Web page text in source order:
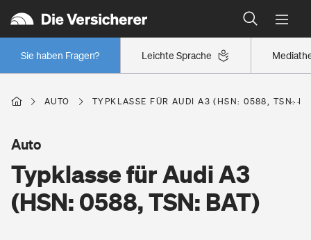
Leichte Sprache
Sie haben Fragen?
Wer versichert was: Jetzt Versicherer finden
Regionalklassen: So ist Ihre Region eingestuft
Wer versichert was: Jetzt Versicherer finden
Berufsunfähigkeitsversicherung
Erwerbsunfähigkeitsversicherung
Wohnen
AUTO TYPKLASSE FÜR AUDI A3 (HSN: 0588, TSN:
Typklasse für Audi A3
(HSN: 0588, TSN: BAT)
Auto